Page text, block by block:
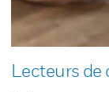
Lecteurs de